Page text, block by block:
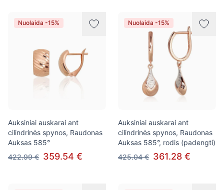
Nuolaida -15%
Auksiniai auskarai ant
cilindrinės spynos, Raudonas
Auksas 585°
422.99 € 359.54 €
Nuolaida -15%
Auksiniai auskarai ant
cilindrinės spynos, Raudonas
Auksas 585°, rodis (padengti)
425.04 € 361.28 €